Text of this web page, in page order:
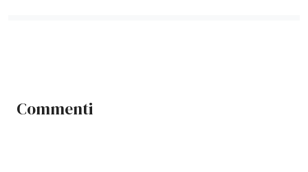
Commenti